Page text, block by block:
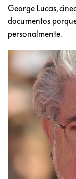
George Lucas,
documentos
personalmente.